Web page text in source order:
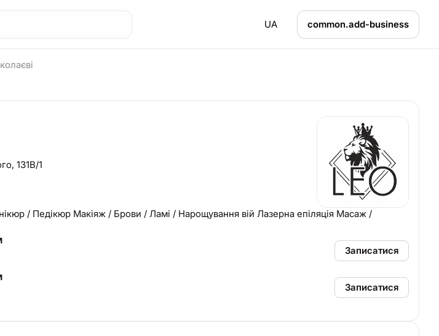
UA common.add-business
131В/1
/ Педікюр Макіяж / Брови / Ламі / Нарощування вій Лазерна епіляція Масаж /
Записатися
Записатися